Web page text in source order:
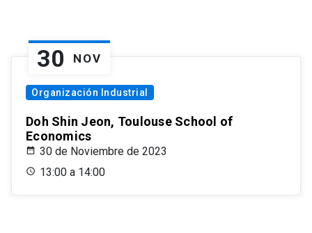
30 NOV
Organización Industrial
Doh Shin Jeon, Toulouse School of
Economics
30 de Noviembre de 2023
13:00 a 14:00